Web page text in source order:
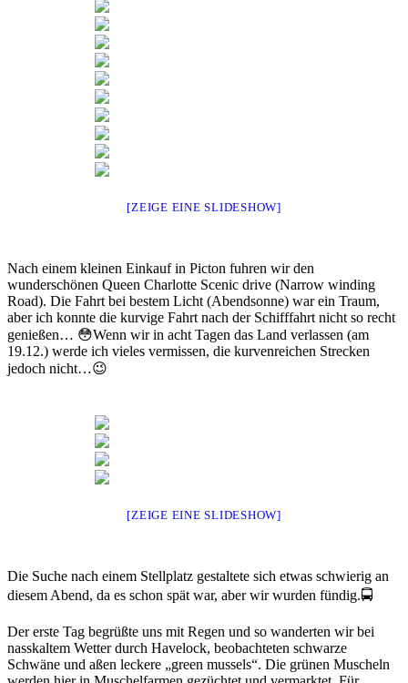
[ZEIGE EINE SLIDESHOW]
Nach einem kleinen Einkauf in Picton fuhren wir den
wunderschönen Queen Charlotte Scenic drive (Narrow winding
Road). Die Fahrt bei bestem Licht (Abendsonne) war ein Traum,
aber ich konnte die kurvige Fahrt nach der Schifffahrt nicht so recht
genießen… 😳Wenn wir in acht Tagen das Land verlassen (am
19.12.) werde ich vieles vermissen, die kurvenreichen Strecken
jedoch nicht…😉
[ZEIGE EINE SLIDESHOW]
Die Suche nach einem Stellplatz gestaltete sich etwas schwierig an
diesem Abend, da es schon spät war, aber wir wurden fündig.🚍
Der erste Tag begrüßte uns mit Regen und so wanderten wir bei
nasskaltem Wetter durch Havelock, beobachteten schwarze
Schwäne und aßen leckere „green mussels“. Die grünen Muscheln